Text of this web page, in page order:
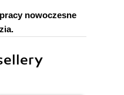
nowoczesne